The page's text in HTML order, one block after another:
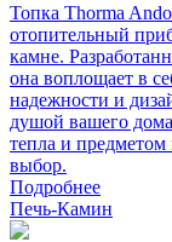
Топка Thorma
отопительный
камне.
она воплощает в
надежности и
душой вашего
тепла и
выбор.
Подробнее
Печь-Камин